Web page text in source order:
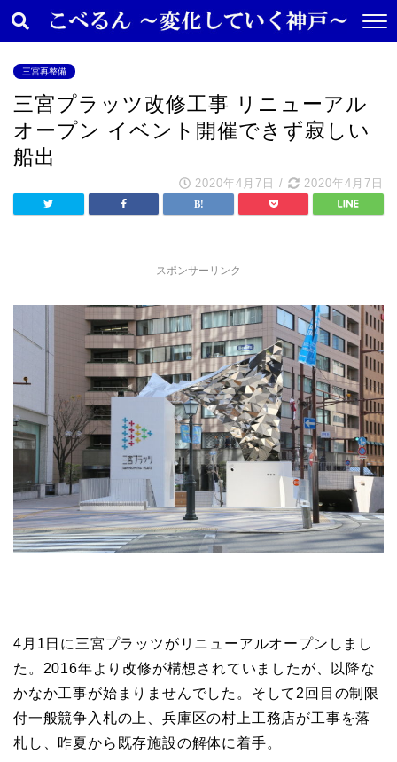
三宮再整備
三宮プラッツ改修工事 リニューアル
オープン イベント開催できず寂しい
船出
2020年4月7日 / 2020年4月7日
スポンサーリンク
4月1日に三宮プラッツがリニューアルオープンしまし
た。2016年より改修が構想されていましたが、以降な
かなか工事が始まりませんでした。そして2回目の制限
付一般競争入札の上、兵庫区の村上工務店が工事を落
札し、昨夏から既存施設の解体に着手。